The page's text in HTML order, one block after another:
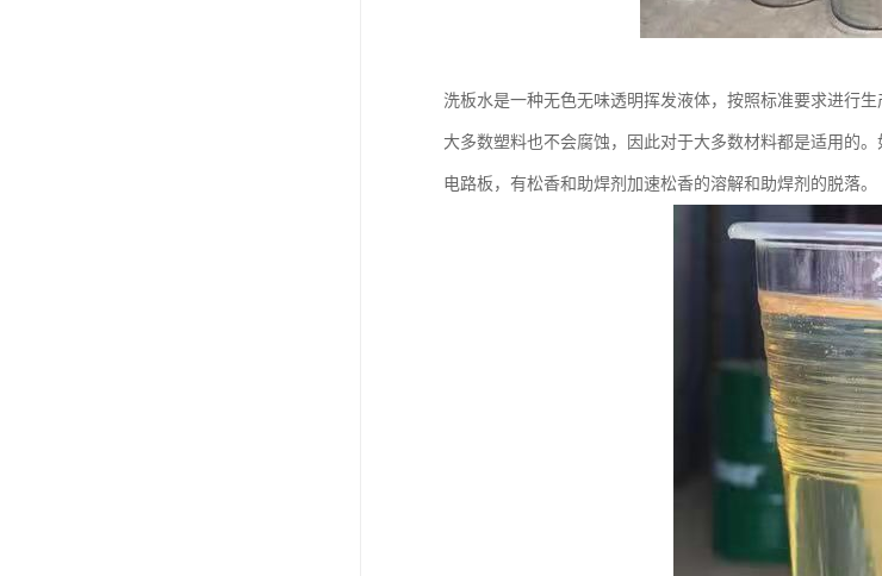
洗板水是一种无色无味透明挥发液体，按照标准要求进行
大多数塑料也不会腐蚀，因此对于大多数材料都是适用的
电路板，有松香和助焊剂加速松香的溶解和助焊剂的脱落。